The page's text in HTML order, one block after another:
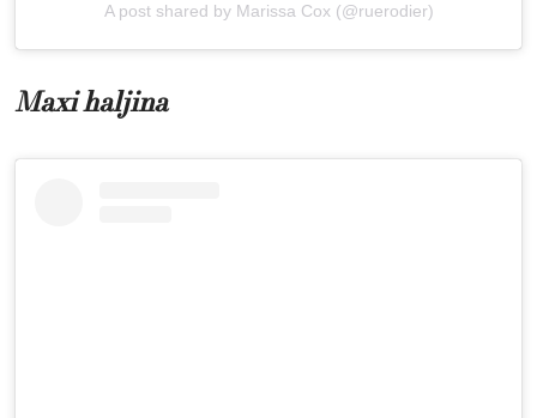
A post shared by Marissa Cox (@ruerodier)
Maxi haljina